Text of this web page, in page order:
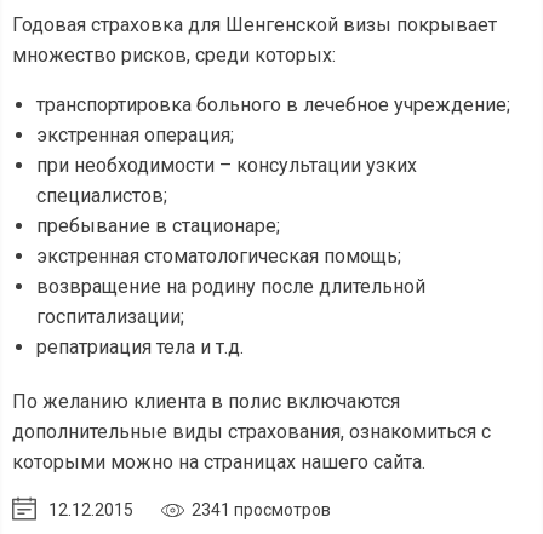
Годовая страховка для Шенгенской визы покрывает
множество рисков, среди которых:
транспортировка больного в лечебное учреждение;
экстренная операция;
при необходимости – консультации узких
специалистов;
пребывание в стационаре;
экстренная стоматологическая помощь;
возвращение на родину после длительной
госпитализации;
репатриация тела и т.д.
По желанию клиента в полис включаются
дополнительные виды страхования, ознакомиться с
которыми можно на страницах нашего сайта.
12.12.2015 2341 просмотров